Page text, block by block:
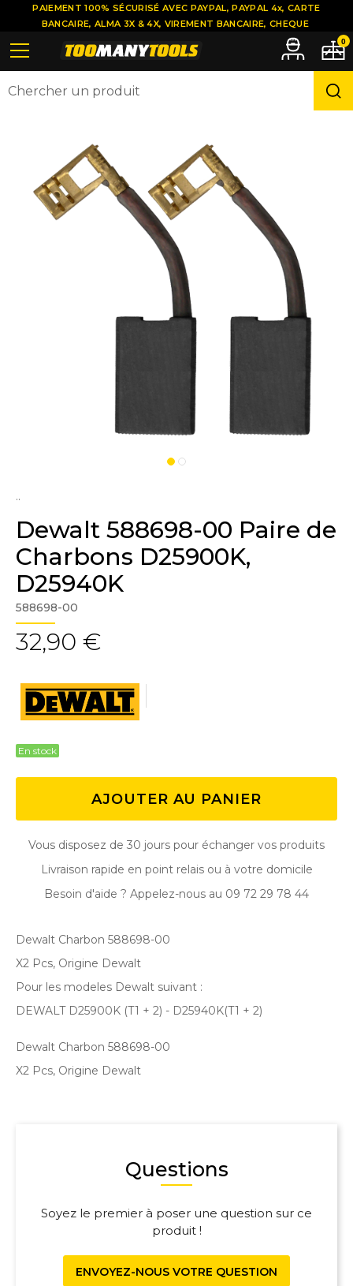
..
Dewalt 588698-00 Paire de
Charbons D25900K,
D25940K
588698-00
32,90 €
En stock
AJOUTER AU PANIER
Vous disposez de 30 jours pour échanger vos produits
Livraison rapide en point relais ou à votre domicile
Besoin d'aide ? Appelez-nous au 09 72 29 78 44
Dewalt Charbon 588698-00
X2 Pcs, Origine Dewalt
Pour les modeles Dewalt suivant :
DEWALT D25900K (T1 + 2) - D25940K(T1 + 2)
Dewalt Charbon 588698-00
X2 Pcs, Origine Dewalt
Questions
Soyez le premier à poser une question sur ce
produit !
ENVOYEZ-NOUS VOTRE QUESTION
PAIEMENT 100% SÉCURISÉ AVEC PAYPAL, PAYPAL 4x, CARTE
BANCAIRE, ALMA 3X & 4X, VIREMENT BANCAIRE, CHEQUE
0